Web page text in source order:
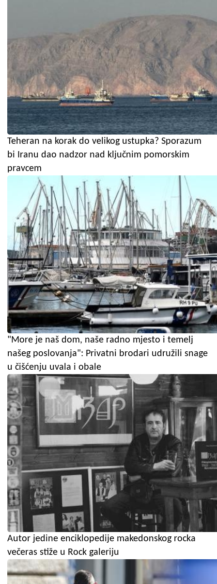
Teheran na korak do velikog ustupka? Sporazum
bi Iranu dao nadzor nad ključnim pomorskim
pravcem
"More je naš dom, naše radno mjesto i temelj
našeg poslovanja": Privatni brodari udružili snage
u čišćenju uvala i obale
Autor jedine enciklopedije makedonskog rocka
večeras stiže u Rock galeriju